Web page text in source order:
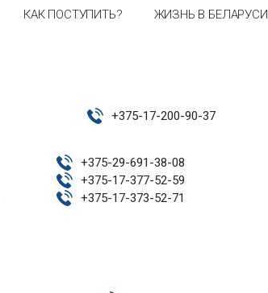
КАК ПОСТУПИТЬ? ЖИЗНЬ В БЕЛАРУСИ
+375-17-200-90-37
+375-29-691-38-08
+375-17-377-52-59
+375-17-373-52-71